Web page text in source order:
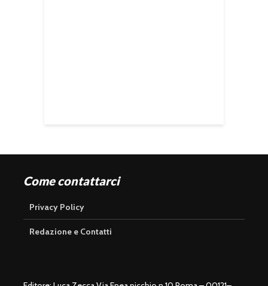
Come contattarci
Privacy Policy
Redazione e Contatti